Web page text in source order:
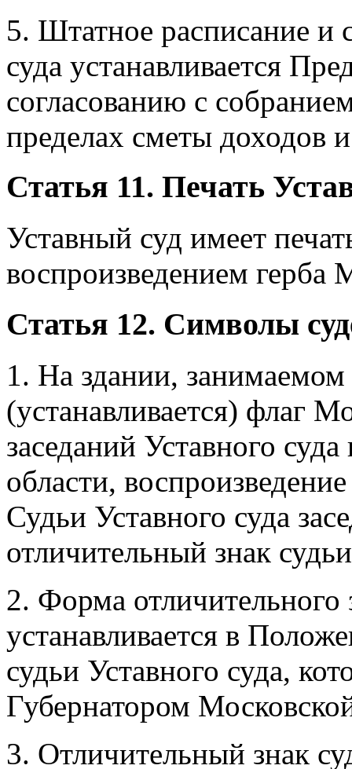
5. Штатное расписание и
суда устанавливается
согласованию с
пределах сметы доходов
Статья 11. Печать
Уставный суд имеет
воспроизведением герба
Статья 12. Символы
1. На здании,
(устанавливается) флаг
заседаний Уставного
области,
Судьи Уставного суда
отличительный знак
2. Форма отличительного
устанавливается в
судьи Уставного суда,
Губернатором
3. Отличительный знак